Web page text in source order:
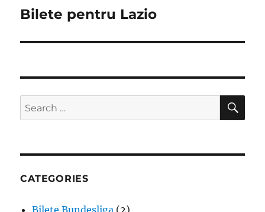
Next
Bilete pentru Lazio
Search
for:
CATEGORIES